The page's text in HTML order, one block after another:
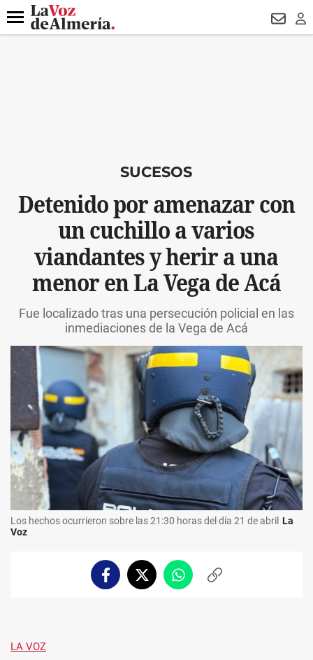
DESTACADO DRON UDA
Menú
SUCESOS
Detenido por amenazar con
un cuchillo a varios
viandantes y herir a una
menor en La Vega de Acá
Fue localizado tras una persecución policial en las
inmediaciones de la Vega de Acá
Los hechos ocurrieron sobre las 21:30 horas del día 21 de abril La
Voz
FacebookTwitterWhatsappCopiar
LA VOZ